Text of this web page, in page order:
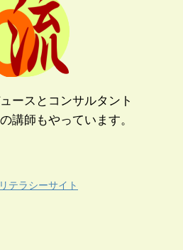
ースとコンサルタント
講師もやっています。
テラシーサイト